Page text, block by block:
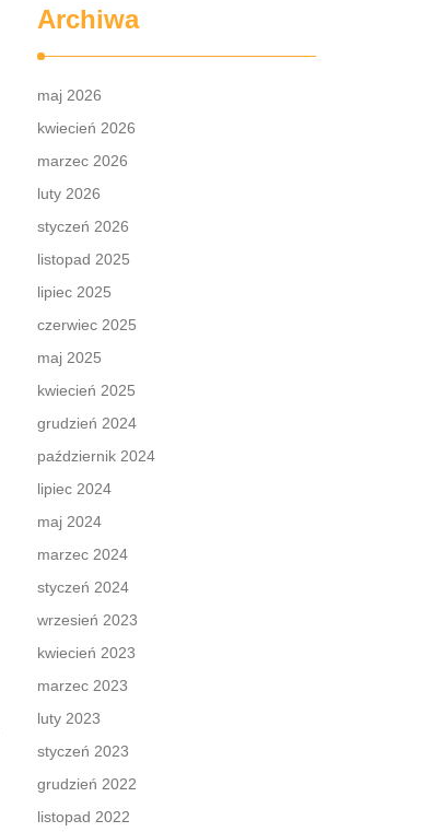
Archiwa
maj 2026
kwiecień 2026
marzec 2026
luty 2026
styczeń 2026
listopad 2025
lipiec 2025
czerwiec 2025
maj 2025
kwiecień 2025
grudzień 2024
październik 2024
lipiec 2024
maj 2024
marzec 2024
styczeń 2024
wrzesień 2023
kwiecień 2023
marzec 2023
luty 2023
styczeń 2023
grudzień 2022
listopad 2022